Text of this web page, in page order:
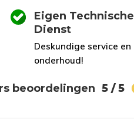
Eigen Technische
Dienst
Deskundige service en
onderhoud!
beoordelingen 5 / 5